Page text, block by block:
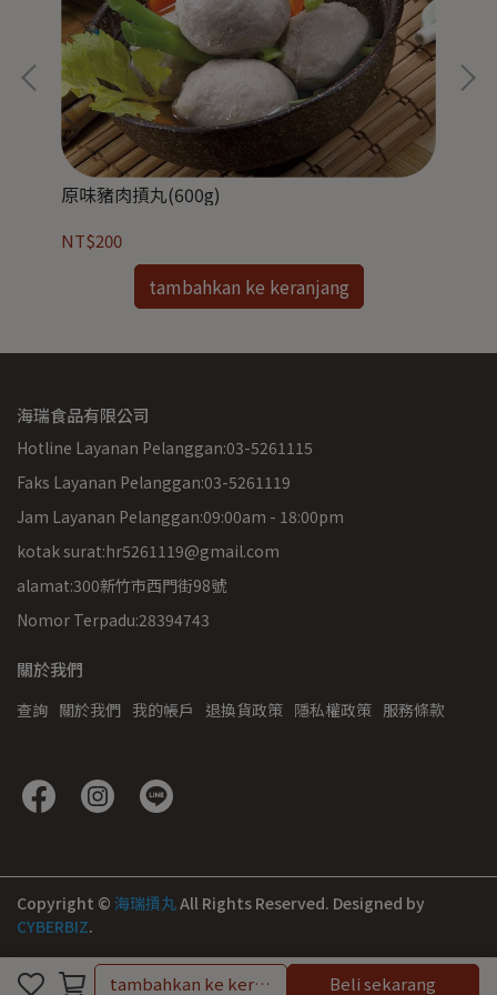
tambahkan ke keranjang Beli sekarang
原味豬肉摃丸(600g)
NT$200
tambahkan ke keranjang
海瑞食品有限公司
Hotline Layanan Pelanggan:03-5261115
Faks Layanan Pelanggan:03-5261119
Jam Layanan Pelanggan:09:00am - 18:00pm
kotak surat:hr5261119@gmail.com
alamat:300新竹市西門街98號
Nomor Terpadu:28394743
關於我們
查詢 關於我們 我的帳戶 退換貨政策 隱私權政策 服務條款
Copyright © 海瑞摃丸All Rights Reserved. Designed by
CYBERBIZ.